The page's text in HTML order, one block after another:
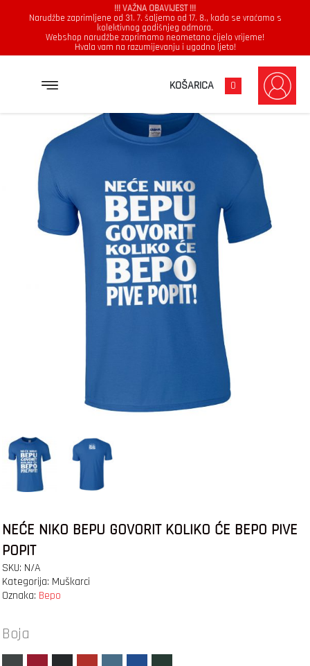
!!! VAŽNA OBAVIJEST !!!
Narudžbe zaprimljene od 31. 7. šaljemo od 17. 8., kada se vraćamo s
kolektivnog godišnjeg odmora.
Webshop narudžbe zaprimamo neometano cijelo vrijeme!
Hvala vam na razumijevanju i ugodno ljeto!
KOŠARICA 0
NEĆE NIKO BEPU GOVORIT KOLIKO ĆE BEPO PIVE POPIT
NEĆE NIKO BEPU GOVORIT KOLIKO ĆE BEPO PIVE
POPIT
SKU: N/A
Kategorija: Muškarci
Oznaka: Bepo
Boja